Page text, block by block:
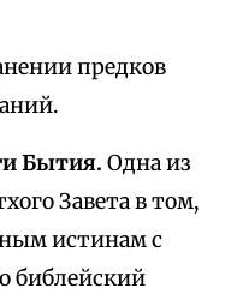
предков
Бытия. Одна из
Завета в том,
истинам с
библейский